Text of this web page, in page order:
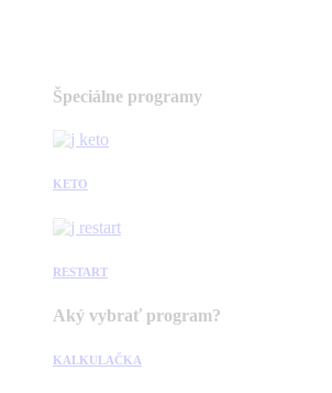
Špeciálne programy
KETO
RESTART
Aký vybrať program?
KALKULAČKA